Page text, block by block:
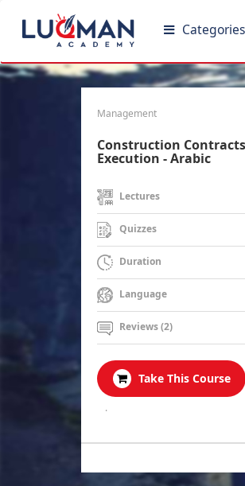
Categories
Management
Construction
Execution - Arabic
Lectures
Quizzes
Duration
Language
Reviews (2)
Take This Course
.